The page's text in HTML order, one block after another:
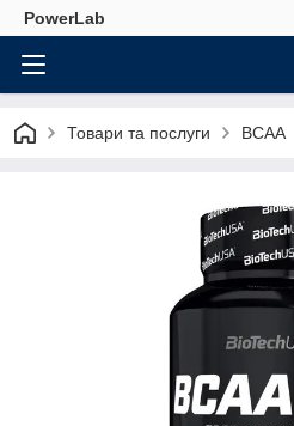
PowerLab
Товари та послуги BCAA